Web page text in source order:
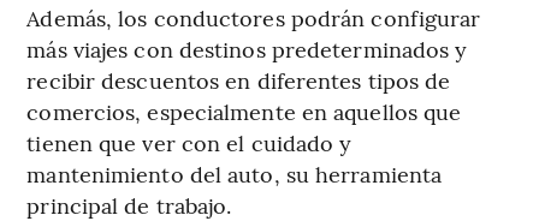
Además, los conductores podrán configurar
más viajes con destinos predeterminados y
recibir descuentos en diferentes tipos de
comercios, especialmente en aquellos que
tienen que ver con el cuidado y
mantenimiento del auto, su herramienta
principal de trabajo.